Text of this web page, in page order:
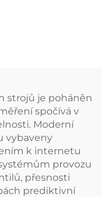
strojů je poháněn
spočívá v
Moderní
vybaveny
k internetu
provozu
přesnosti
prediktivní